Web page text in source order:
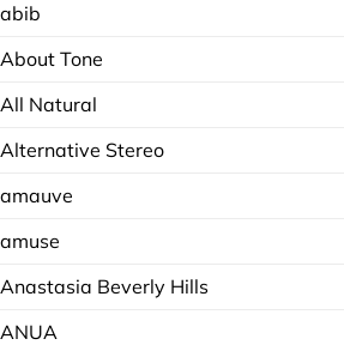
abib
About Tone
All Natural
Alternative Stereo
amauve
amuse
Anastasia Beverly Hills
ANUA